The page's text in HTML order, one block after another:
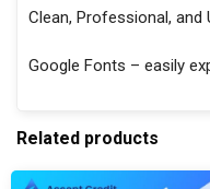
Clean, Professional, and
Google Fonts – easily
Related products